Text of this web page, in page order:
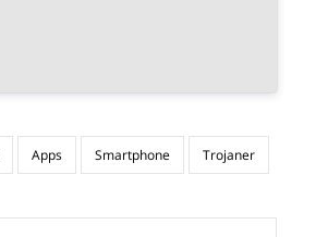
Apps Smartphone Trojaner